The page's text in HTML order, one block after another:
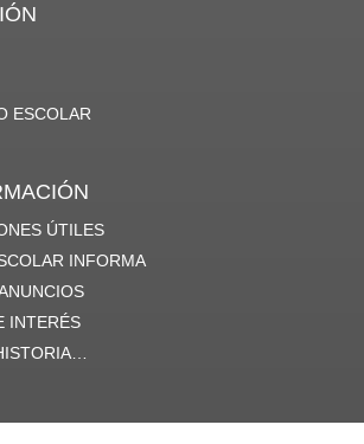
ESCOLAR
ÚTILES
INFORMA
INTERÉS